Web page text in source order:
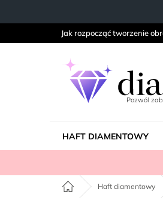
Jak rozpocząć tworzenie
HAFT DIAMENTOWY
Home Haft diamentowy